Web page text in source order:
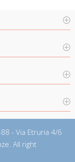
- Via Etruria 4/6
All right